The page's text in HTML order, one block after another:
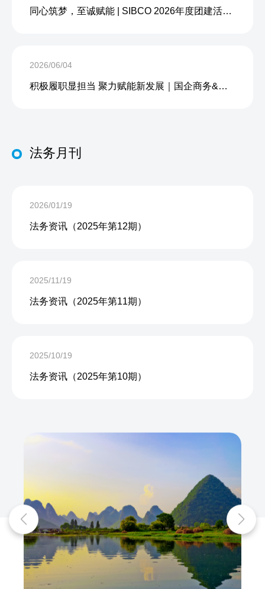
同心筑梦，至诚赋能 | SIBCO 2026年度团建活动圆满收官
2026/06/04
积极履职显担当 聚力赋能新发展｜国企商务&中企人力出席上海现代服务业联合会第五届会员大会第三次会议暨2026服务业高质量发展大会
法务月刊
2026/01/19
法务资讯（2025年第12期）
2025/11/19
法务资讯（2025年第11期）
2025/10/19
法务资讯（2025年第10期）